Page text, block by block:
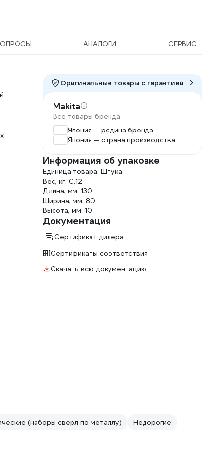
АНАЛОГИ СЕРВИС
Оригинальные товары c гарантией
Makita
Все товары бренда
Япония — родина бренда
Япония — страна производства
Информация об упаковке
Единица товара: Штука
Вес, кг: 0.12
Длина, мм: 130
Ширина, мм: 80
Высота, мм: 10
Документация
Сертификат дилера
Сертификаты соответствия
Скачать всю документацию
(наборы сверл по металлу) Недорогие